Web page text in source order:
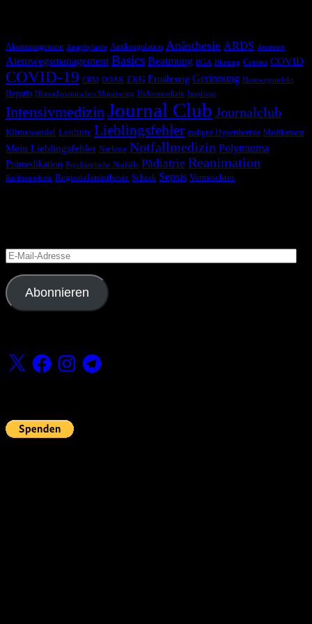
Akutmanagement Anaphylaxie Antikoagulation Anästhesie ARDS Atemnot
Atemwegsmanagement Basics Beatmung BGA Blutung Corona COVID
COVID-19 CRM DOAK EKG Ernährung Gerinnung Harnwegsinfekt
Heparin Hämodynamisches Monitoring Höhenmedizin Impfung
IntensivmedizinJournal Club Journalclub
Klimawandel Leitlinie Lieblingsfehler maligne Hyperthermie Medikament
Mein Lieblingsfehler Narkose Notfallmedizin Polytrauma
Prämedikation Psychiatrische Notfälle Pädiatrie Reanimation
Rechtsmedizin Regionalanästhesie Schock Sepsis Vermischtes
E-
Mail-
Adresse
Abonnieren
X FacebookInstagramTelegram